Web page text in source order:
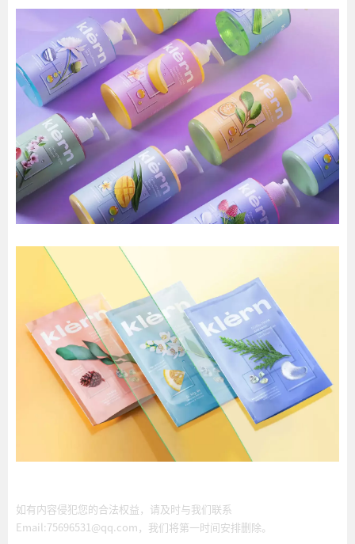
如有内容侵犯您的合法权益，请及时与我们联系
Email:75696531@qq.com，我们将第一时间安排删除。